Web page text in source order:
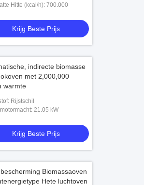
Hitte (kcal/h): 700.000
Krijg Beste Prijs
indirecte biomasse
met 2,000,000
warmte
Rijstschil
21.05 kW
Krijg Beste Prijs
Biomassaoven
Hete luchtoven